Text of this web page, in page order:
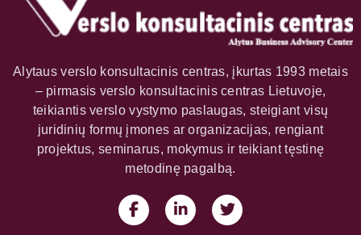
Alytaus verslo konsultacinis centras, įkurtas 1993 metais
– pirmasis verslo konsultacinis centras Lietuvoje,
teikiantis verslo vystymo paslaugas, steigiant visų
juridinių formų įmones ar organizacijas, rengiant
projektus, seminarus, mokymus ir teikiant tęstinę
metodinę pagalbą.